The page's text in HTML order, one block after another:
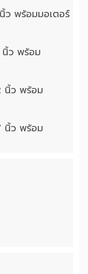
ว พร้อมมอเตอร์
นิ้ว พร้อม
นิ้ว พร้อม
นิ้ว พร้อม